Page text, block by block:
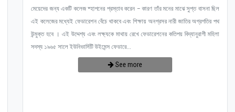
মেয়েদের জন্য একটি কলেজ ষ্হাপনের প্রস্তাব করেন – কারণ তাঁর মনের মাঝে সুপ্ত বাসনা ছিল
এই কলেজের মধ্যেই ফেডারেশন বেঁচে থাকবে এবং শিক্ষায় অনগ্রসর নারী জাতির অগ্রগতির পথ
উন্মুক্ত হবে । এই উদ্দেশ্য এবং লক্ষ্যকে মাথায় রেখে ফেডারেশনের কতিপয় বিদ্যানুরাগী মহিলা
সদস্য ১৯৬৫ সালে ইউনিভার্সিটি উইমেন্স ফেডারে...
See more